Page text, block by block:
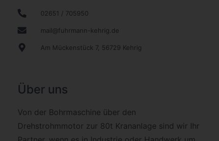
02651 / 705950
mail@fuhrmann-kehrig.de
Am Mückenstück 7, 56729 Kehrig
Über uns
Von der Bohrmaschine über den
Drehstrohmmotor zur 80t Krananlage sind wir Ihr